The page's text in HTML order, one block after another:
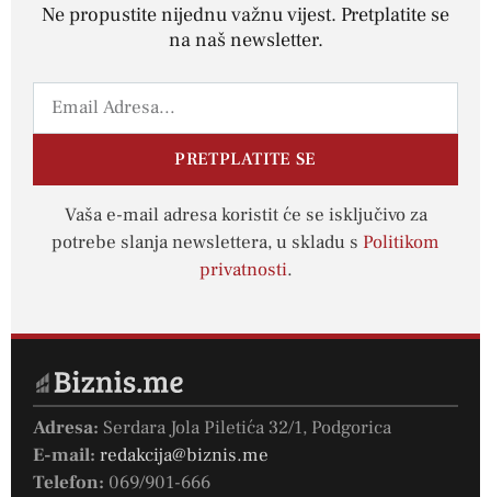
Ne propustite nijednu važnu vijest. Pretplatite se
na naš newsletter.
PRETPLATITE SE
Vaša e-mail adresa koristit će se isključivo za
potrebe slanja newslettera, u skladu s Politikom
privatnosti.
Adresa: Serdara Jola Piletića 32/1, Podgorica
E-mail: redakcija@biznis.me
Telefon: 069/901-666